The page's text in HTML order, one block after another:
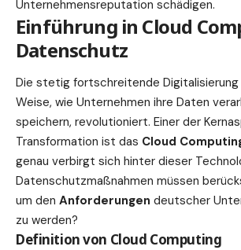
Unternehmensreputation schädigen.
Einführung in Cloud
Datenschutz
Die stetig fortschreitende
Weise, wie Unternehmen ihre Daten
speichern, revolutioniert. Einer der
Transformation ist das Cloud
genau verbirgt sich hinter dieser
Datenschutzmaßnahmen müssen
um den Anforderungen deutscher
zu werden?
Definition von Cloud Computing